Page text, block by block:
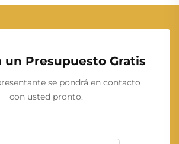
un Presupuesto Gratis
se pondrá en contacto
con usted pronto.